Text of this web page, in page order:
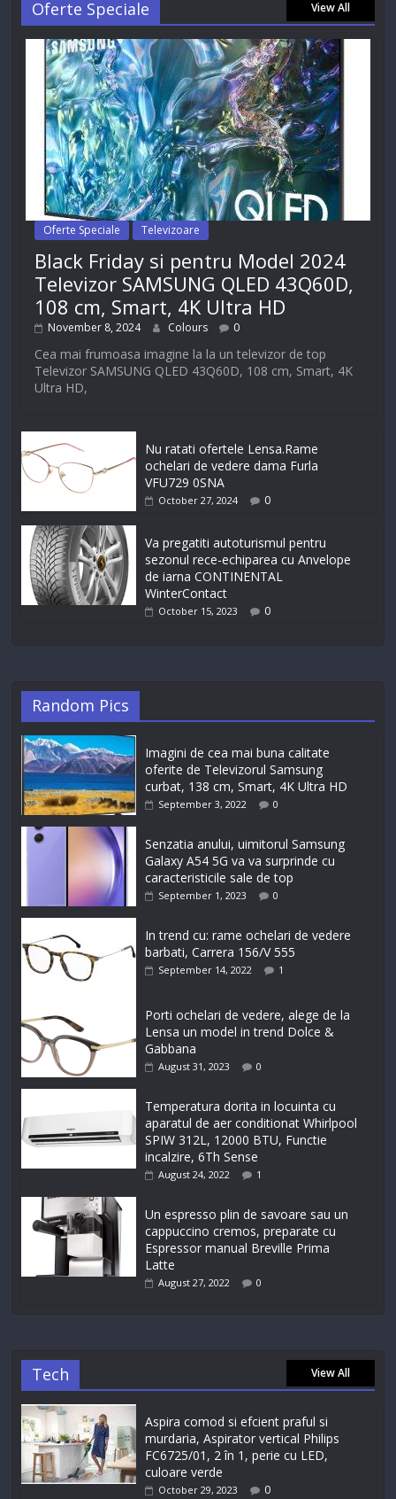
Oferte Speciale View All
Oferte Speciale Televizoare
Black Friday si pentru Model 2024
Televizor SAMSUNG QLED 43Q60D,
108 cm, Smart, 4K Ultra HD
November 8, 2024 Colours 0
Cea mai frumoasa imagine la la un televizor de top
Televizor SAMSUNG QLED 43Q60D, 108 cm, Smart, 4K
Ultra HD,
Nu ratati ofertele Lensa.Rame
ochelari de vedere dama Furla
VFU729 0SNA
October 27, 2024 0
Va pregatiti autoturismul pentru
sezonul rece-echiparea cu Anvelope
de iarna CONTINENTAL
WinterContact
October 15, 2023 0
Random Pics
Imagini de cea mai buna calitate
oferite de Televizorul Samsung
curbat, 138 cm, Smart, 4K Ultra HD
September 3, 2022 0
Senzatia anului, uimitorul Samsung
Galaxy A54 5G va va surprinde cu
caracteristicile sale de top
September 1, 2023 0
In trend cu: rame ochelari de vedere
barbati, Carrera 156/V 555
September 14, 2022 1
Porti ochelari de vedere, alege de la
Lensa un model in trend Dolce &
Gabbana
August 31, 2023 0
Temperatura dorita in locuinta cu
aparatul de aer conditionat Whirlpool
SPIW 312L, 12000 BTU, Functie
incalzire, 6Th Sense
August 24, 2022 1
Un espresso plin de savoare sau un
cappuccino cremos, preparate cu
Espressor manual Breville Prima
Latte
August 27, 2022 0
Tech View All
Aspira comod si efcient praful si
murdaria, Aspirator vertical Philips
FC6725/01, 2 în 1, perie cu LED,
culoare verde
October 29, 2023 0